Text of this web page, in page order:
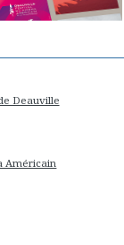
Deauville
Américain